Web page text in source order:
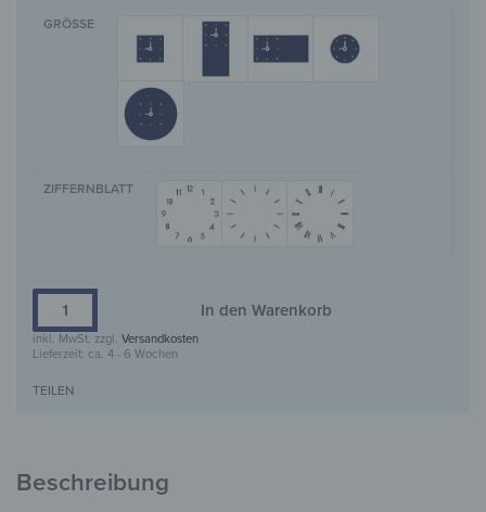
GRÖSSE
ZIFFERNBLATT
In den Warenkorb
inkl. MwSt. zzgl. Versandkosten
Lieferzeit: ca. 4 - 6 Wochen
TEILEN
Beschreibung